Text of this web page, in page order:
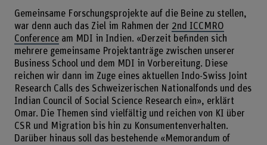
Gemeinsame Forschungsprojekte auf die Beine zu stellen,
war denn auch das Ziel im Rahmen der 2nd ICCMRO
Conferenceam MDI in Indien. «Derzeit befinden sich
mehrere gemeinsame Projektanträge zwischen unserer
Business School und dem MDI in Vorbereitung. Diese
reichen wir dann im Zuge eines aktuellen Indo-Swiss Joint
Research Calls des Schweizerischen Nationalfonds und des
Indian Council of Social Science Research ein», erklärt
Omar. Die Themen sind vielfältig und reichen von KI über
CSR und Migration bis hin zu Konsumentenverhalten.
Darüber hinaus soll das bestehende «Memorandum of